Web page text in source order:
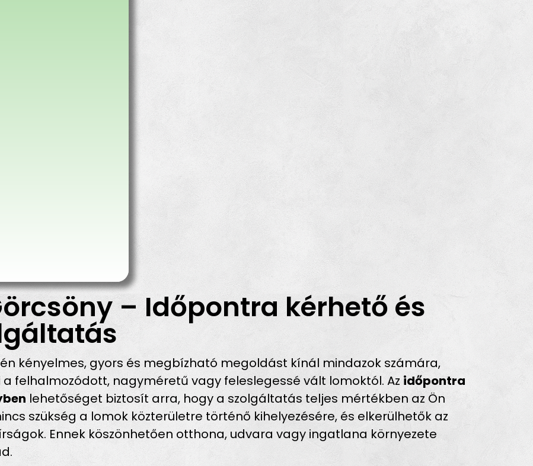
– Időpontra kérhető és
kényelmes, gyors és megbízható megoldást kínál mindazok számára,
felhalmozódott, nagyméretű vagy feleslegessé vált lomoktól. Az időpontra
lehetőséget biztosít arra, hogy a szolgáltatás teljes mértékben az Ön
szükség a lomok közterületre történő kihelyezésére, és elkerülhetők az
Ennek köszönhetően otthona, udvara vagy ingatlana környezete